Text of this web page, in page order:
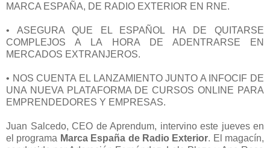
MARCA ESPAÑA, DE RADIO EXTERIOR EN RNE.
•
ASEGURA QUE EL ESPAÑOL HA DE QUITARSE
COMPLEJOS A LA HORA DE ADENTRARSE EN
MERCADOS EXTRANJEROS.
• NOS CUENTA EL LANZAMIENTO JUNTO A INFOCIF DE
UNA NUEVA PLATAFORMA DE CURSOS ONLINE PARA
EMPRENDEDORES Y EMPRESAS.
Juan Salcedo, CEO de Aprendum, intervino este jueves en
el programa Marca España de Radio Exterior. El magacín,